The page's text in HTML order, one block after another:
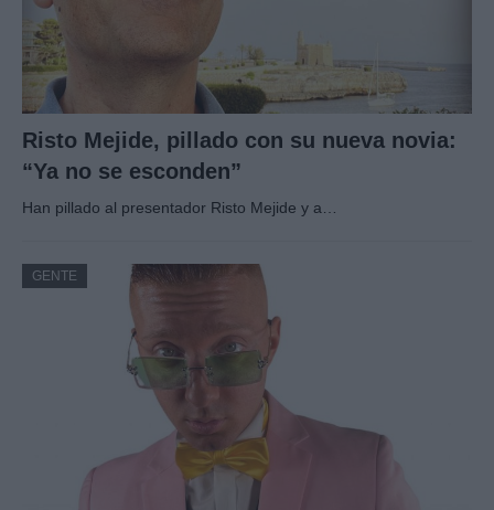
Risto Mejide, pillado con su nueva novia:
“Ya no se esconden”
Han pillado al presentador Risto Mejide y a…
GENTE